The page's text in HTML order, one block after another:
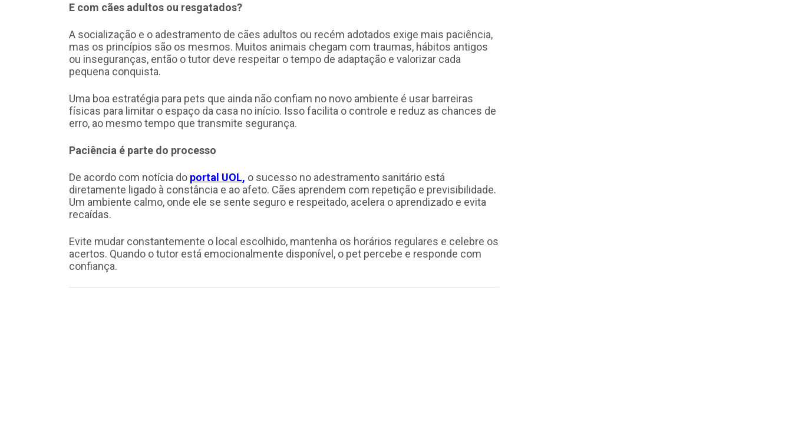
E com cães adultos ou resgatados?
A socialização e o adestramento de cães adultos ou recém adotados exige mais paciência,
mas os princípios são os mesmos. Muitos animais chegam com traumas, hábitos antigos
ou inseguranças, então o tutor deve respeitar o tempo de adaptação e valorizar cada
pequena conquista.
Uma boa estratégia para pets que ainda não confiam no novo ambiente é usar barreiras
físicas para limitar o espaço da casa no início. Isso facilita o controle e reduz as chances de
erro, ao mesmo tempo que transmite segurança.
Paciência é parte do processo
De acordo com notícia do portal UOL, o sucesso no adestramento sanitário está
diretamente ligado à constância e ao afeto. Cães aprendem com repetição e previsibilidade.
Um ambiente calmo, onde ele se sente seguro e respeitado, acelera o aprendizado e evita
recaídas.
Evite mudar constantemente o local escolhido, mantenha os horários regulares e celebre os
acertos. Quando o tutor está emocionalmente disponível, o pet percebe e responde com
confiança.